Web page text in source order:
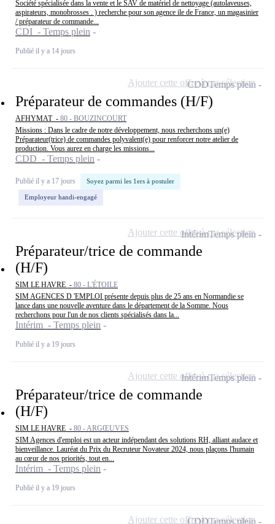
Société spécialisée dans la vente et le SAV de matériel de nettoyage (autolaveuses,
aspirateurs, monobrosses . ) recherche pour son agence ile de France, un magasinier
/ préparateur de commande...
CDI - Temps plein
Publié il y a 14 jours
Préparateur de commandes (H/F)
AFHYMAT - 80 - BOUZINCOURT
Missions : Dans le cadre de notre développement, nous recherchons un(e)
Préparateur(trice) de commandes polyvalent(e) pour renforcer notre atelier de
production. Vous aurez en charge les missions...
CDD - Temps plein
Publié il y a 17 jours Soyez parmi les 1ers à postuler
Employeur handi-engagé
CDDTemps plein
Ajouter cette offre à ma sélection
Préparateur/trice de commande
(H/F)
SIM LE HAVRE - 80 - L'ÉTOILE
SIM AGENCES D 'EMPLOI présente depuis plus de 25 ans en Normandie se
lance dans une nouvelle aventure dans le département de la Somme. Nous
recherchons pour l'un de nos clients spécialisés dans la...
Intérim - Temps plein
Publié il y a 19 jours
IntérimTemps plein
Ajouter cette offre à ma sélection
Préparateur/trice de commande
(H/F)
SIM LE HAVRE - 80 - ARGŒUVES
SIM Agences d'emploi est un acteur indépendant des solutions RH, alliant audace et
bienveillance. Lauréat du Prix du Recruteur Novateur 2024, nous plaçons l'humain
au cœur de nos priorités, tout en...
Intérim - Temps plein
Publié il y a 19 jours
IntérimTemps plein
Ajouter cette offre à ma sélection
CDDTemps plein
Ajouter cette offre à ma sélection